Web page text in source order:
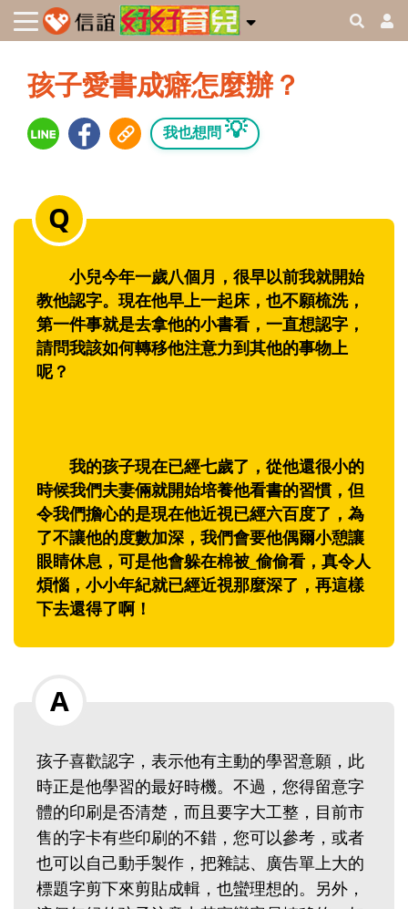
孩子愛書成癖怎麼辦？
我也想問 💡
小兒今年一歲八個月，很早以前我就開始
教他認字。現在他早上一起床，也不願梳洗，
第一件事就是去拿他的小書看，一直想認字，
請問我該如何轉移他注意力到其他的事物上
呢？
我的孩子現在已經七歲了，從他還很小的
時候我們夫妻倆就開始培養他看書的習慣，但
令我們擔心的是現在他近視已經六百度了，為
了不讓他的度數加深，我們會要他偶爾小憩讓
眼睛休息，可是他會躲在棉被_偷偷看，真令人
煩惱，小小年紀就已經近視那麼深了，再這樣
下去還得了啊！
孩子喜歡認字，表示他有主動的學習意願，此
時正是他學習的最好時機。不過，您得留意字
體的印刷是否清楚，而且要字大工整，目前市
售的字卡有些印刷的不錯，您可以參考，或者
也可以自己動手製作，把雜誌、廣告單上大的
標題字剪下來剪貼成輯，也蠻理想的。另外，